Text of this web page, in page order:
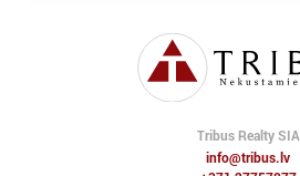
Tribus Realty SIA
info@tribus.lv